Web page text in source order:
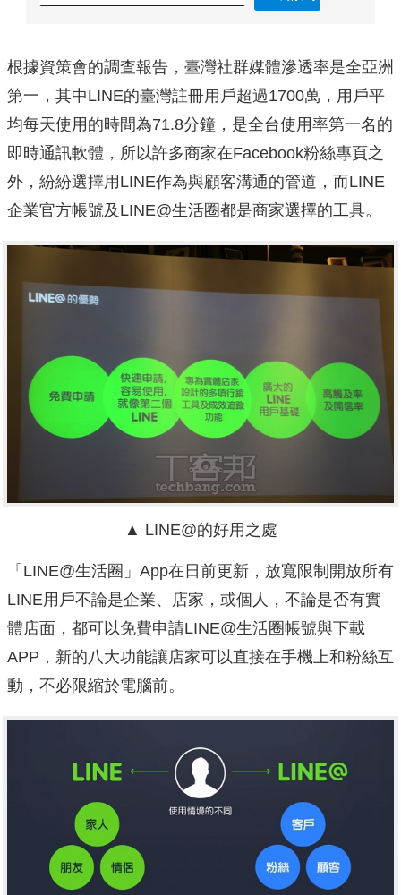
根據資策會的調查報告，臺灣社群媒體滲透率是全亞洲
第一，其中LINE的臺灣註冊用戶超過1700萬，用戶平
均每天使用的時間為71.8分鐘，是全台使用率第一名的
即時通訊軟體，所以許多商家在Facebook粉絲專頁之
外，紛紛選擇用LINE作為與顧客溝通的管道，而LINE
企業官方帳號及LINE@生活圈都是商家選擇的工具。
▲ LINE@的好用之處
「LINE@生活圈」App在日前更新，放寬限制開放所有
LINE用戶不論是企業、店家，或個人，不論是否有實
體店面，都可以免費申請LINE@生活圈帳號與下載
APP，新的八大功能讓店家可以直接在手機上和粉絲互
動，不必限縮於電腦前。